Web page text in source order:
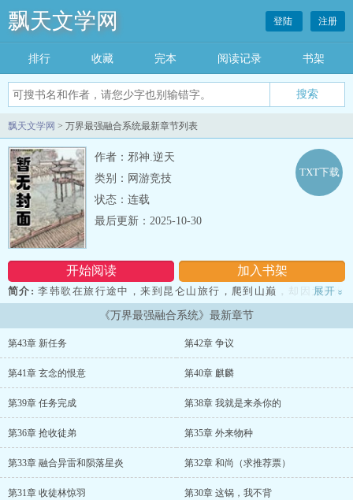
飘天文学网 登陆 注册
排行 收藏 完本 阅读记录 书架
飘天文学网 > 万界最强融合系统最新章节列表
作者：邪神.逆天
类别：网游竞技
状态：连载
开始阅读 加入书架
TXT下载
最后更新：2025-10-30
简介: 李韩歌在旅行途中，来到昆仑山旅行，爬到山巅，却因为脚滑
了一下，掉下昆仑山，意外身亡，却意外得到万界最强融合系统，开
始了在万界开始了融合之旅！ ！什么！萧炎你有焚诀来吞噬升级功
法到天阶。李韩歌，不好意思，我有系统，可以直接把黄阶融合升级
展开 »
《万界最强融合系统》最新章节
第43章 新任务 第42章 争议
第41章 玄念的恨意 第40章 麒麟
第39章 任务完成 第38章 我就是来杀你的
第36章 抢收徒弟 第35章 外来物种
第33章 融合异雷和陨落星炎 第32章 和尚（求推荐票）
第31章 收徒林惊羽 第30章 这锅，我不背